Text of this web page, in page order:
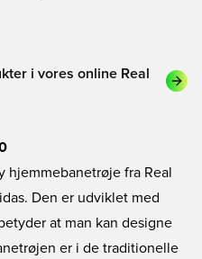
i vores online Real
hjemmebanetrøje fra Real
Den er udviklet med
at man kan designe
er i de traditionelle